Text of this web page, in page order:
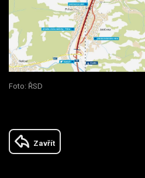
Foto: ŘSD
Zavřít